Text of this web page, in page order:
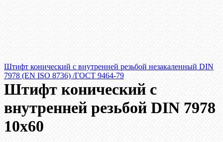
Штифт конический с внутренней резьбой незакаленный DIN
7978 (EN ISO 8736) /ГОСТ 9464-79
Штифт конический с
внутренней резьбой DIN 7978
10х60